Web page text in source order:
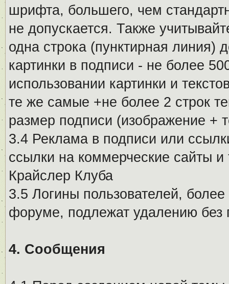
шрифта, большего, чем
не допускается. Также
одна строка (пунктирная линия)
картинки в подписи - не более
использовании картинки и
те же самые +не более 2 строк
размер подписи (изображение +
3.4 Реклама в подписи или
ссылки на коммерческие сайты
Крайслер Клуба
3.5 Логины пользователей,
форуме, подлежат удалению без
4. Сообщения